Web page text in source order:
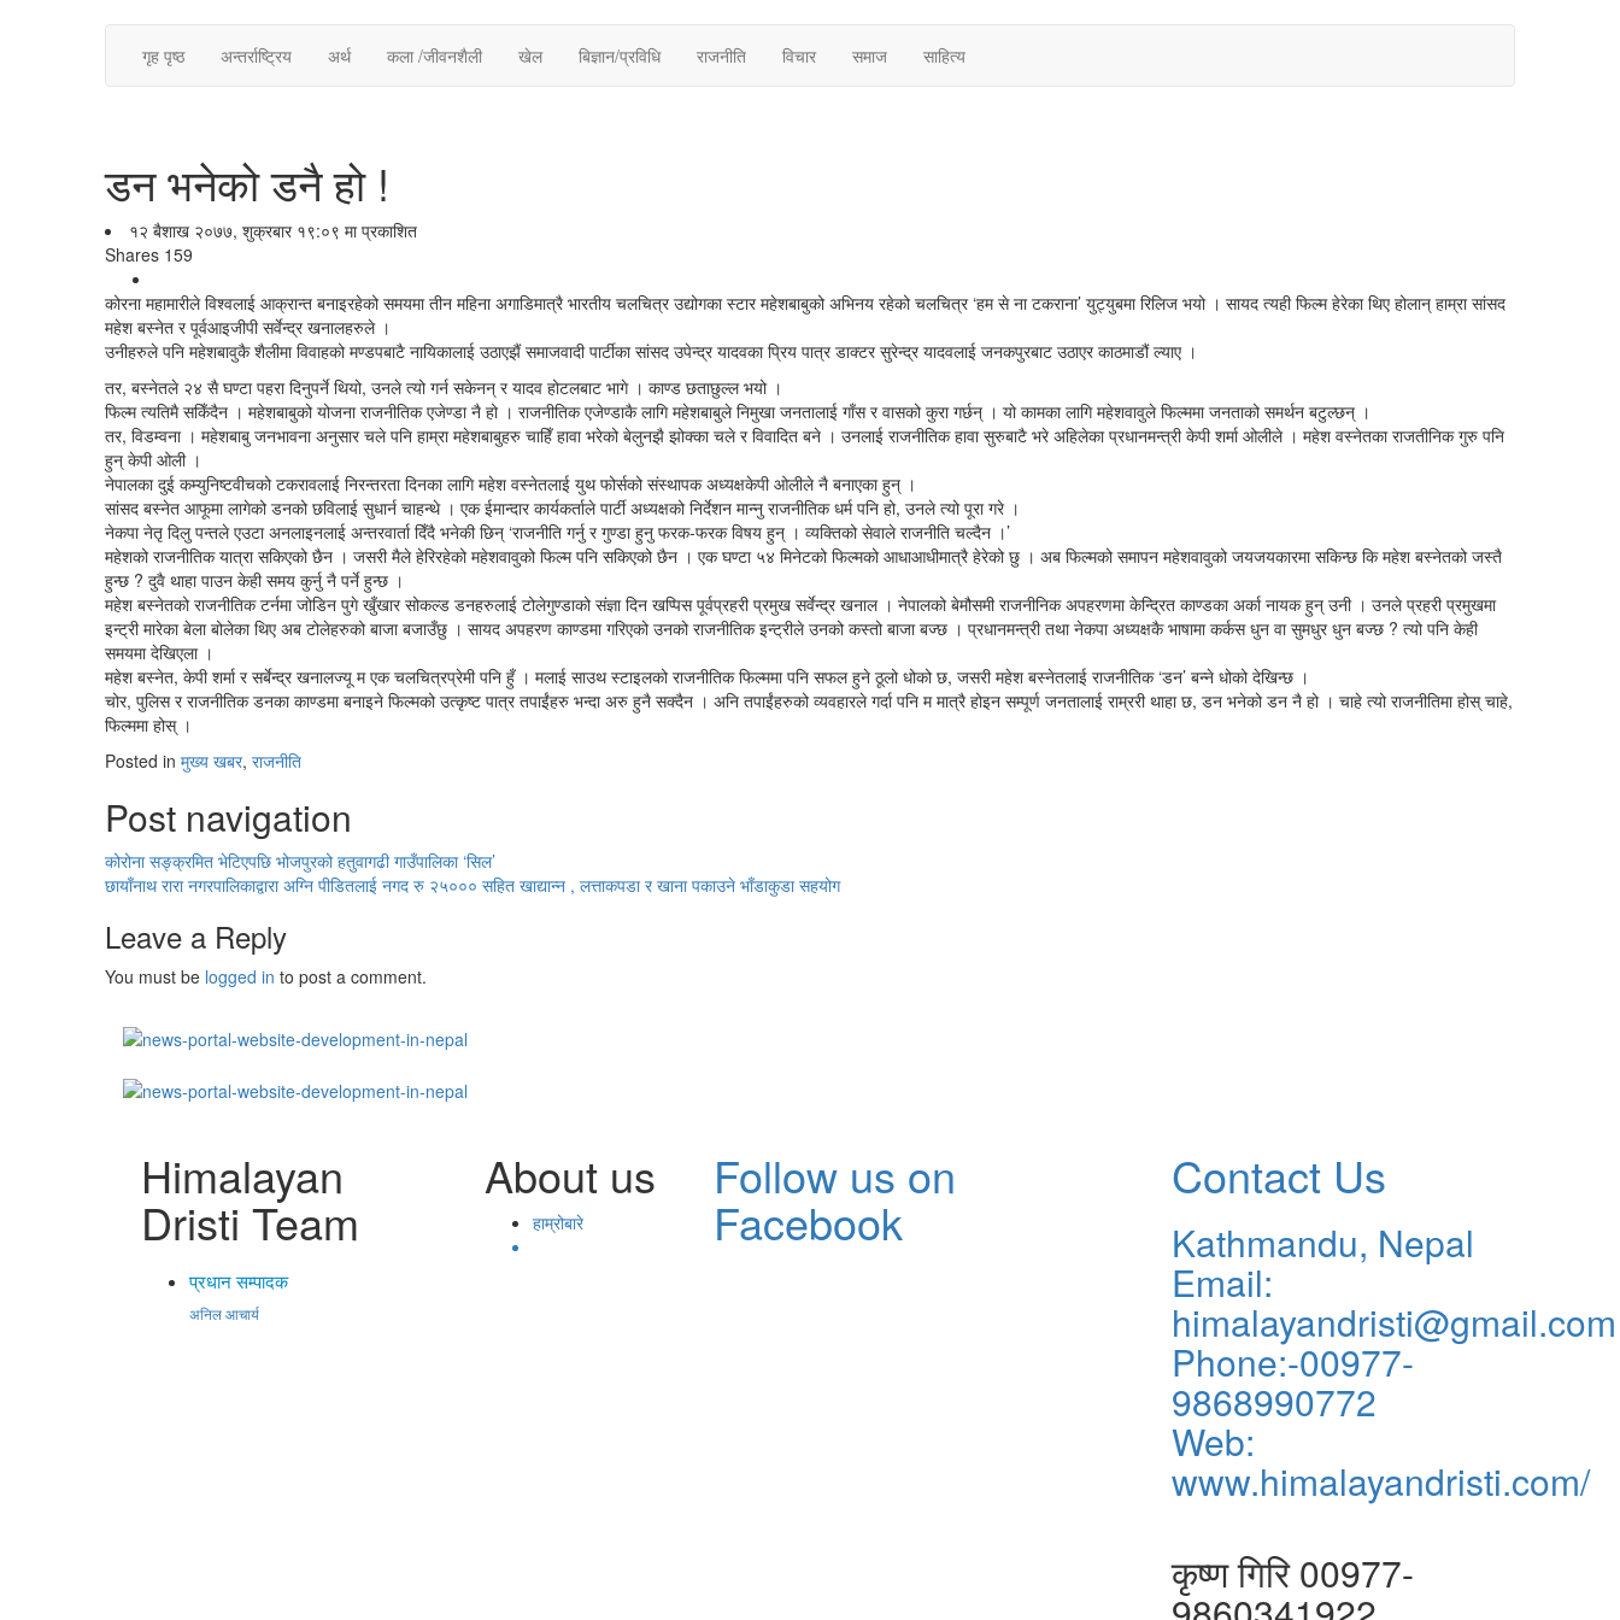
गृह पृष्ठ अन्तर्राष्ट्रिय अर्थ कला /जीवनशैली खेल बिज्ञान/प्रविधि राजनीति विचार समाज साहित्य
डन भनेको डनै हो !
१२ बैशाख २०७७, शुक्रबार १९:०९ मा प्रकाशित
Shares 159
कोरना महामारीले विश्वलाई आक्रान्त बनाइरहेको समयमा तीन महिना अगाडिमात्रै भारतीय चलचित्र उद्योगका स्टार महेशबाबुको अभिनय रहेको चलचित्र ‘हम से ना टकराना’ युट्युबमा रिलिज भयो । सायद त्यही फिल्म हेरेका थिए होलान् हाम्रा सांसद
महेश बस्नेत र पूर्वआइजीपी सर्वेन्द्र खनालहरुले ।
उनीहरुले पनि महेशबावुकै शैलीमा विवाहको मण्डपबाटै नायिकालाई उठाएझैं समाजवादी पार्टीका सांसद उपेन्द्र यादवका पि्रय पात्र डाक्टर सुरेन्द्र यादवलाई जनकपुरबाट उठाएर काठमाडौं ल्याए ।
तर, बस्नेतले २४ सै घण्टा पहरा दिनुपर्ने थियो, उनले त्यो गर्न सकेनन् र यादव होटलबाट भागे । काण्ड छताछुल्ल भयो ।
फिल्म त्यतिमै सकिँदैन । महेशबाबुको योजना राजनीतिक एजेण्डा नै हो । राजनीतिक एजेण्डाकै लागि महेशबाबुले निमुखा जनतालाई गाँस र वासको कुरा गर्छन् । यो कामका लागि महेशवावुले फिल्ममा जनताको समर्थन बटुल्छन् ।
तर, विडम्वना । महेशबाबु जनभावना अनुसार चले पनि हाम्रा महेशबाबुहरु चाहिँ हावा भरेको बेलुनझै झोक्का चले र विवादित बने । उनलाई राजनीतिक हावा सुरुबाटै भरे अहिलेका प्रधानमन्त्री केपी शर्मा ओलीले । महेश वस्नेतका राजतीनिक गुरु पनि
हुन् केपी ओली ।
नेपालका दुई कम्युनिष्टवीचको टकरावलाई निरन्तरता दिनका लागि महेश वस्नेतलाई युथ फोर्सको संस्थापक अध्यक्षकेपी ओलीले नै बनाएका हुन् ।
सांसद बस्नेत आफूमा लागेको डनको छविलाई सुधार्न चाहन्थे । एक ईमान्दार कार्यकर्ताले पार्टी अध्यक्षको निर्देशन मान्नु राजनीतिक धर्म पनि हो, उनले त्यो पूरा गरे ।
नेकपा नेतृ दिलु पन्तले एउटा अनलाइनलाई अन्तरवार्ता दिँदै भनेकी छिन् ‘राजनीति गर्नु र गुण्डा हुनु फरक-फरक विषय हुन् । व्यक्तिको सेवाले राजनीति चल्दैन ।’
महेशको राजनीतिक यात्रा सकिएको छैन । जसरी मैले हेरिरहेको महेशवावुको फिल्म पनि सकिएको छैन । एक घण्टा ५४ मिनेटको फिल्मको आधाआधीमात्रै हेरेको छु । अब फिल्मको समापन महेशवावुको जयजयकारमा सकिन्छ कि महेश बस्नेतको जस्तै
हुन्छ ? दुवै थाहा पाउन केही समय कुर्नु नै पर्ने हुन्छ ।
महेश बस्नेतको राजनीतिक टर्नमा जोडिन पुगे खुँखार सोकल्ड डनहरुलाई टोलेगुण्डाको संज्ञा दिन खप्पिस पूर्वप्रहरी प्रमुख सर्वेन्द्र खनाल । नेपालको बेमौसमी राजनीनिक अपहरणमा केन्दि्रत काण्डका अर्का नायक हुन् उनी । उनले प्रहरी प्रमुखमा
इन्ट्री मारेका बेला बोलेका थिए अब टोलेहरुको बाजा बजाउँछु । सायद अपहरण काण्डमा गरिएको उनको राजनीतिक इन्ट्रीले उनको कस्तो बाजा बज्छ । प्रधानमन्त्री तथा नेकपा अध्यक्षकै भाषामा कर्कस धुन वा सुमधुर धुन बज्छ ? त्यो पनि केही
समयमा देखिएला ।
महेश बस्नेत, केपी शर्मा र सर्बेन्द्र खनालज्यू म एक चलचित्रप्रेमी पनि हुँ । मलाई साउथ स्टाइलको राजनीतिक फिल्ममा पनि सफल हुने ठूलो धोको छ, जसरी महेश बस्नेतलाई राजनीतिक ‘डन’ बन्ने धोको देखिन्छ ।
चोर, पुलिस र राजनीतिक डनका काण्डमा बनाइने फिल्मको उत्कृष्ट पात्र तपाईंहरु भन्दा अरु हुनै सक्दैन । अनि तपाईंहरुको व्यवहारले गर्दा पनि म मात्रै होइन सम्पूर्ण जनतालाई राम्ररी थाहा छ, डन भनेको डन नै हो । चाहे त्यो राजनीतिमा होस् चाहे,
फिल्ममा होस् ।
Posted in मुख्य खबर, राजनीति
Post navigation
कोरोना सङ्क्रमित भेटिएपछि भोजपुरको हतुवागढी गाउँपालिका ‘सिल’
छायाँनाथ रारा नगरपालिकाद्वारा अग्नि पीडितलाई नगद रु २५००० सहित खाद्यान्न , लत्ताकपडा र खाना पकाउने भाँडाकुडा सहयोग
Leave a Reply
You must be logged in to post a comment.
Himalayan
Dristi Team
प्रधान सम्पादक
अनिल आचार्य
About us
हाम्रोबारे
Follow us on
Facebook
Contact Us
Kathmandu, Nepal
Email:
himalayandristi@gmail.com
Phone:-00977-
9868990772
Web:
www.himalayandristi.com/
कृष्ण गिरि 00977-